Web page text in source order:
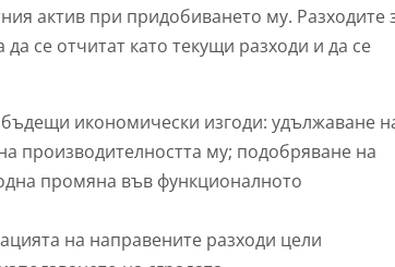
актив при придобиването му. Разходите
се отчитат като текущи разходи и да се
икономически изгоди: удължаване
производителността му; подобряване на
промяна във функционалното
на направените разходи цели